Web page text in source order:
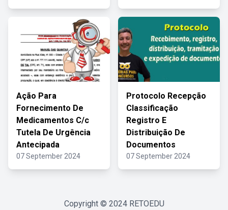
Ação Para
Fornecimento De
Medicamentos C/c
Tutela De Urgência
Antecipada
07 September 2024
Protocolo Recepção
Classificação
Registro E
Distribuição De
Documentos
07 September 2024
Copyright © 2024 RETOEDU